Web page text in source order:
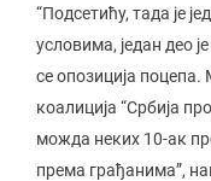
“Подсетићу, тада је
условима, један део
се опозиција поцепа.
коалиција “Србија
можда неких 10-ак
према грађанима”,